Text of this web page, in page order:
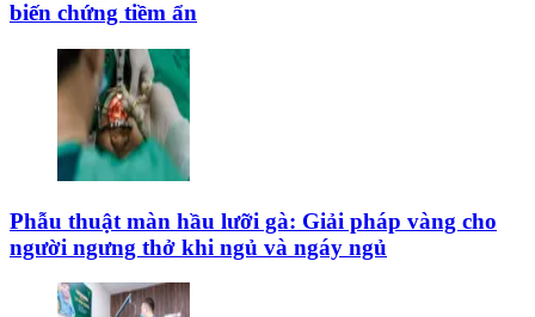
biến chứng tiềm ẩn
Phẫu thuật màn hầu lưỡi gà: Giải pháp vàng cho
người ngưng thở khi ngủ và ngáy ngủ